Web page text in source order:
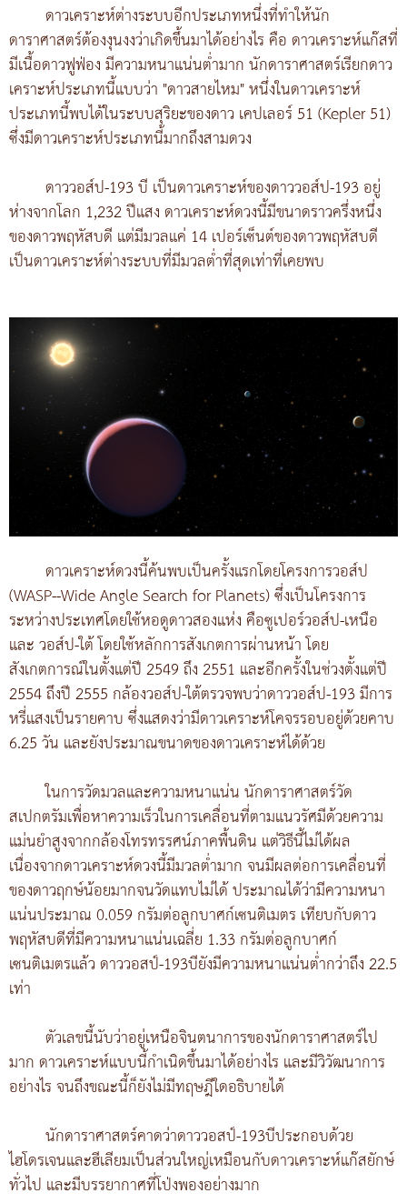
ดาวเคราะห์ต่างระบบอีกประเภทหนึ่งที่ทำให้นัก
ดาราศาสตร์ต้องงุนงงว่าเกิดขึ้นมาได้อย่างไร คือ ดาวเคราะห์แก๊สที่
มีเนื้อดาวฟูฟ่อง มีความหนาแน่นต่ำมาก นักดาราศาสตร์เรียกดาว
เคราะห์ประเภทนี้แบบว่า "ดาวสายไหม" หนึ่งในดาวเคราะห์
ประเภทนี้พบได้ในระบบสุริยะของดาว เคปเลอร์ 51 (Kepler 51)
ซึ่งมีดาวเคราะห์ประเภทนี้มากถึงสามดวง
ดาววอส์ป-193 บี เป็นดาวเคราะห์ของดาววอส์ป-193 อยู่
ห่างจากโลก 1,232 ปีแสง ดาวเคราะห์ดวงนี้มีขนาดราวครึ่งหนึ่ง
ของดาวพฤหัสบดี แต่มีมวลแค่ 14 เปอร์เซ็นต์ของดาวพฤหัสบดี
เป็นดาวเคราะห์ต่างระบบที่มีมวลต่ำที่สุดเท่าที่เคยพบ
ดาวเคราะห์ดวงนี้ค้นพบเป็นครั้งแรกโดยโครงการวอส์ป
(WASP--Wide Angle Search for Planets) ซึ่งเป็นโครงการ
ระหว่างประเทศโดยใช้หอดูดาวสองแห่ง คือซูเปอร์วอส์ป-เหนือ
และ วอส์ป-ใต้ โดยใช้หลักการสังเกตการผ่านหน้า โดย
สังเกตการณ์ในตั้งแต่ปี 2549 ถึง 2551 และอีกครั้งในช่วงตั้งแต่ปี
2554 ถึงปี 2555 กล้องวอส์ป-ใต้ตรวจพบว่าดาววอส์ป-193 มีการ
หรี่แสงเป็นรายคาบ ซึ่งแสดงว่ามีดาวเคราะห์โคจรรอบอยู่ด้วยคาบ
6.25 วัน และยังประมาณขนาดของดาวเคราะห์ได้ด้วย
ในการวัดมวลและความหนาแน่น นักดาราศาสตร์วัด
สเปกตรัมเพื่อหาความเร็วในการเคลื่อนที่ตามแนวรัศมีด้วยความ
แม่นยำสูงจากกล้องโทรทรรศน์ภาคพื้นดิน แต่วิธีนี้ไม่ได้ผล
เนื่องจากดาวเคราะห์ดวงนี้มีมวลต่ำมาก จนมีผลต่อการเคลื่อนที่
ของดาวฤกษ์น้อยมากจนวัดแทบไม่ได้ ประมาณได้ว่ามีความหนา
แน่นประมาณ 0.059 กรัมต่อลูกบาศก์เซนติเมตร เทียบกับดาว
พฤหัสบดีที่มีความหนาแน่นเฉลี่ย 1.33 กรัมต่อลูกบาศก์
เซนติเมตรแล้ว ดาววอสป์-193บียังมีความหนาแน่นต่ำกว่าถึง 22.5
เท่า
ตัวเลขนี้นับว่าอยู่เหนือจินตนาการของนักดาราศาสตร์ไป
มาก ดาวเคราะห์แบบนี้กำเนิดขึ้นมาได้อย่างไร และมีวิวัฒนาการ
อย่างไร จนถึงขณะนี้ก็ยังไม่มีทฤษฎีใดอธิบายได้
นักดาราศาสตร์คาดว่าดาววอสป์-193บีประกอบด้วย
ไฮโดรเจนและฮีเลียมเป็นส่วนใหญ่เหมือนกับดาวเคราะห์แก๊สยักษ์
ทั่วไป และมีบรรยากาศที่โป่งพองอย่างมาก